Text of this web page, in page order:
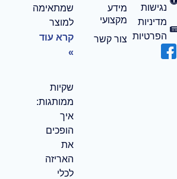
נגישות
מדיניות
הפרטיות
מידע
מקצועי
צור קשר
שמתאימה
למוצר
קרא עוד
»
שקיות
ממותגות:
איך
הופכים
את
האריזה
לכלי